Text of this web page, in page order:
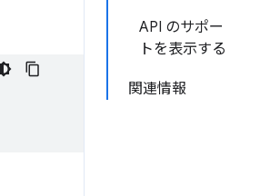
API のサポー
トを表示する
関連情報